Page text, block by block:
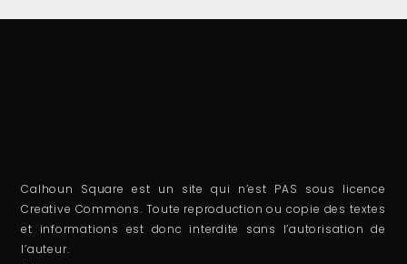
Calhoun Square est un site qui n’est PAS sous licence
Creative Commons. Toute reproduction ou copie des textes
et informations est donc interdite sans l’autorisation de
l’auteur.